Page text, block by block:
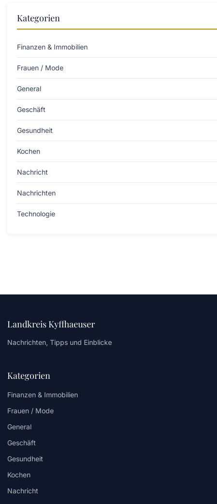
Kategorien
Finanzen & Immobilien
Frauen / Mode
General
Geschäft
Gesundheit
Kochen
Nachricht
Nachrichten
Technologie
Landkreis Kyffhaeuser
Nachrichten, Tipps und Einblicke
Kategorien
Finanzen & Immobilien
Frauen / Mode
General
Geschäft
Gesundheit
Kochen
Nachricht